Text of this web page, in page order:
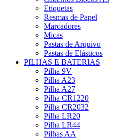
Etiquetas
Resmas de Papel
Marcadores
Micas
Pastas de Arquivo
Pastas de Elásticos
PILHAS E BATERIAS
Pilha 9V
Pilha A23
Pilha A27
Pilha CR1220
Pilha CR2032
Pilha LR20
Pilha LR44
Pilhas AA